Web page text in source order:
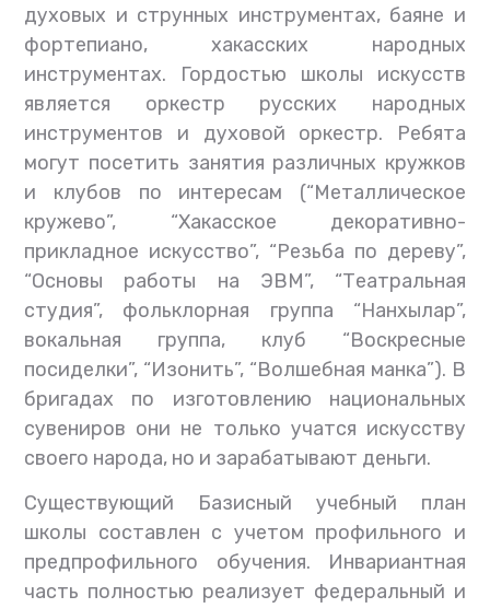
духовых и струнных инструментах, баяне и
фортепиано, хакасских народных
инструментах. Гордостью школы искусств
является оркестр русских народных
инструментов и духовой оркестр. Ребята
могут посетить занятия различных кружков
и клубов по интересам (“Металлическое
кружево”, “Хакасское декоративно-
прикладное искусство”, “Резьба по дереву”,
“Основы работы на ЭВМ”, “Театральная
студия”, фольклорная группа “Нанхылар”,
вокальная группа, клуб “Воскресные
посиделки”, “Изонить”, “Волшебная манка”). В
бригадах по изготовлению национальных
сувениров они не только учатся искусству
своего народа, но и зарабатывают деньги.
Существующий Базисный учебный план
школы составлен с учетом профильного и
предпрофильного обучения. Инвариантная
часть полностью реализует федеральный и